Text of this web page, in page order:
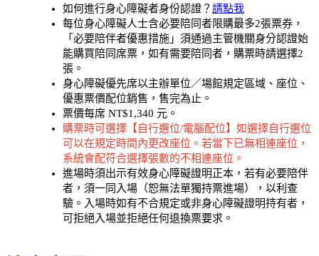
如何進行身心障礙者身份認證？ 請點我
每位身心障礙人士含必要陪同者限購最多2張票券，
「必要陪伴者優惠措施」須通過主管機關身分認證始
能購買陪同席票，如有需要陪同者，購票時請選擇2
張。
身心障礙優先席以主辦單位／場館規定區域、座位、
優惠票價配位銷售，售完為止。
票價每席 NT$1,340 元。
購票時可選擇【自行選位/電腦配位】如選擇自行選位
可以在規定時間內更改座位。若當下已無相連座位，
系統會配符合選擇張數的不相連座位。
進場時須出示有效身心障礙證明正本，若有必要陪伴
者，須一同入場（恕無法單獨持票進場），以利查
驗。入場時如有不合規定或非身心障礙證明持有者，
可拒絕入場並拒絕任何退換票要求。